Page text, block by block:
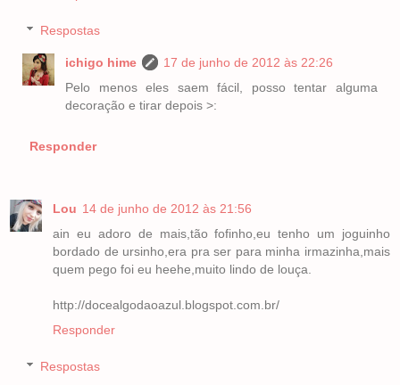
Respostas
ichigo hime
17 de junho de 2012 às 22:26
Pelo menos eles saem fácil, posso tentar alguma
decoração e tirar depois >:
Responder
Lou 14 de junho de 2012 às 21:56
ain eu adoro de mais,tão fofinho,eu tenho um joguinho
bordado de ursinho,era pra ser para minha irmazinha,mais
quem pego foi eu heehe,muito lindo de louça.
http://docealgodaoazul.blogspot.com.br/
Responder
Respostas